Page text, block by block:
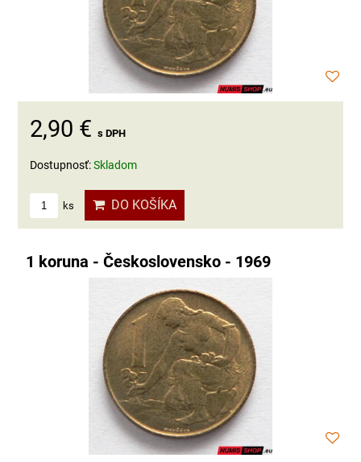
2,90 € s DPH
Dostupnosť:Skladom
ks DO KOŠÍKA
1 koruna - Československo - 1969